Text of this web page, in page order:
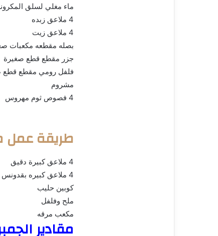
ماء مغلي لسلق
4 ملاعق زبده
4 ملاعق زيت
بصله مقطعه مكعبات
جزر مقطع قطع صغيرة
فلفل رومي مقطع قطع
مشروم
4 فصوص ثوم مهروس
طريقة عمل
4 ملاعق كبيرة دقيق
4 ملاعق كبيره بقدونس
كوبين حليب
ملح وفلفل
مكعب مرقه
مقادير